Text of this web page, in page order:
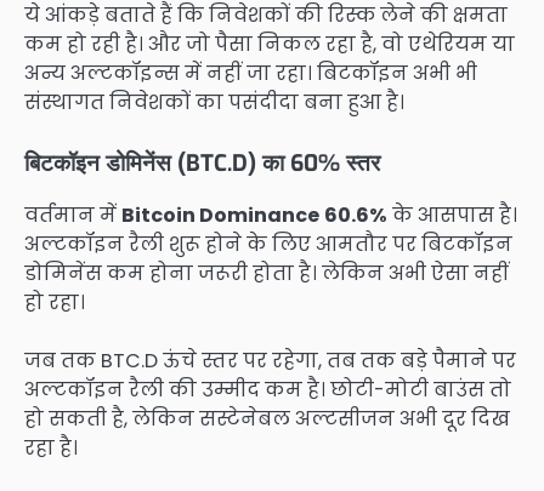
ये आंकड़े बताते हैं कि निवेशकों की रिस्क लेने की क्षमता
कम हो रही है। और जो पैसा निकल रहा है, वो एथेरियम या
अन्य अल्टकॉइन्स में नहीं जा रहा। बिटकॉइन अभी भी
संस्थागत निवेशकों का पसंदीदा बना हुआ है।
बिटकॉइन डोमिनेंस (BTC.D) का 60% स्तर
वर्तमान में Bitcoin Dominance 60.6% के आसपास है।
अल्टकॉइन रैली शुरू होने के लिए आमतौर पर बिटकॉइन
डोमिनेंस कम होना जरूरी होता है। लेकिन अभी ऐसा नहीं
हो रहा।
जब तक BTC.D ऊंचे स्तर पर रहेगा, तब तक बड़े पैमाने पर
अल्टकॉइन रैली की उम्मीद कम है। छोटी-मोटी बाउंस तो
हो सकती है, लेकिन सस्टेनेबल अल्टसीजन अभी दूर दिख
रहा है।